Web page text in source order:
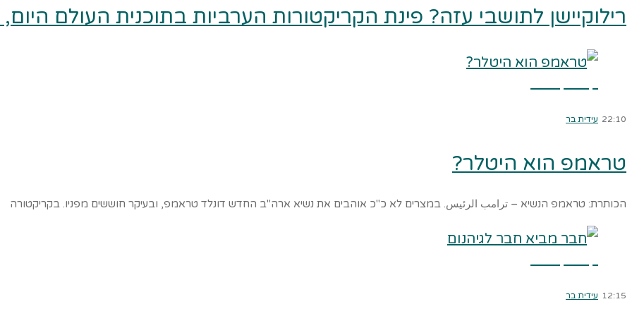
רילוקיישן לתושבי עזה? פינת הקריקטורות הערביות בתוכנית העולם היום,
22:10 עידית בר
טראמפ הוא היטלר?
הכותרת: טראמפ הנשיא – ترامب الرئيس. במצרים לא כ"כ אוהבים את נשיא ארה"ב החדש דונלד טראמפ, ובעיקר חוששים מפניו. בקריקטורה
12:15 עידית בר